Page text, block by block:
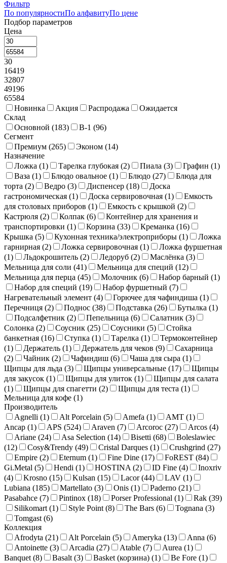
Чафиндиши и нагревательные элементы
Щипцы фуршетные
Фильтр
По популярностиПо алфавитуПо цене
Подбор параметров
Цена
30
16419
32807
49196
65584
Новинка
Акция Распродажа
Ожидается
Склад
Основной (183) В-1 (96)
Сегмент
Премиум (265) Эконом (14)
Назначение
Ложка (1) Тарелка глубокая (2) Пиала (3) Графин (1)
Ваза (1) Блюдо овальное (1) Блюдо (27)
Блюда для
торта (2) Ведро (3) Диспенсер (18)
Доска
гастрономическая (1) Доска сервировочная (1)
Емкость
для столовых приборов (1) Емкость с крышкой (2)
Кастрюля (2) Колпак (6)
Контейнер для хранения и
транспортировки (1) Корзина (33) Креманка (16)
Крышка (5) Кухонная техника/электроприборы (1)
Ложка
гарнирная (2) Ложка сервировочная (1)
Ложка фуршетная
(1) Льдокрошитель (2) Ледоруб (2) Маслёнка (3)
Мельница для соли (41) Мельница для специй (12)
Мельница для перца (45) Молочник (6) Набор барный (1)
Набор для специй (19) Набор фуршетный (7)
Нагревательный элемент (4) Горючее для чафиндиша (1)
Перечниця (2) Поднос (38) Подставка (26) Бутылка (1)
Подсалфетник (2) Пепельница (6) Салатник (3)
Солонка (2) Соусник (25) Соусники (5)
Стойка
банкетная (16) Ступка (1) Тарелка (1)
Термоконтейнер
(1) Держатель (1) Держатель для чеков (9)
Сахарница
(2) Чайник (2) Чафиндиш (6) Чаша для сыра (1)
Щипцы для льда (3) Щипцы универсальные (17)
Щипцы
для закусок (1) Щипцы для улиток (1)
Щипцы для салата
(1) Щипцы для спагетти (2) Щипцы для теста (1)
Мельница для кофе (1)
Производитель
Agnelli (1) Alt Porcelain (5) Amefa (1) AMT (1)
Ancap (1) APS (524) Araven (7) Arcoroc (27) Arcos (4)
Ariane (24) Asa Selection (14) Bisetti (68)
Boleslawiec
(12) Cosy&Trendy (49) Cristal Darques (1) Crushgrind (27)
Empire (2) Eternum (1) Fine Dine (17) FoREST (84)
Gi.Metal (5) Hendi (1) HOSTINA (2) ID Fine (4)
Inoxriv
(4) Krosno (15) Kulsan (15) Lacor (44) LAV (1)
Lubiana (185) Martellato (3) Onis (1) Paderno (21)
Pasabahce (7) Pintinox (18) Porser Professional (1) Rak (39)
Silikomart (1) Style Point (8) The Bars (6) Tognana (3)
Tomgast (6)
Коллекция
Afrodyta (21) Alt Porcelain (5) Ameryka (13) Anna (6)
Antoinette (3) Arcadia (27) Atable (7) Aurea (1)
Banquet (8) Basalt (3) Basket (корзина) (1) Be Fore (1)